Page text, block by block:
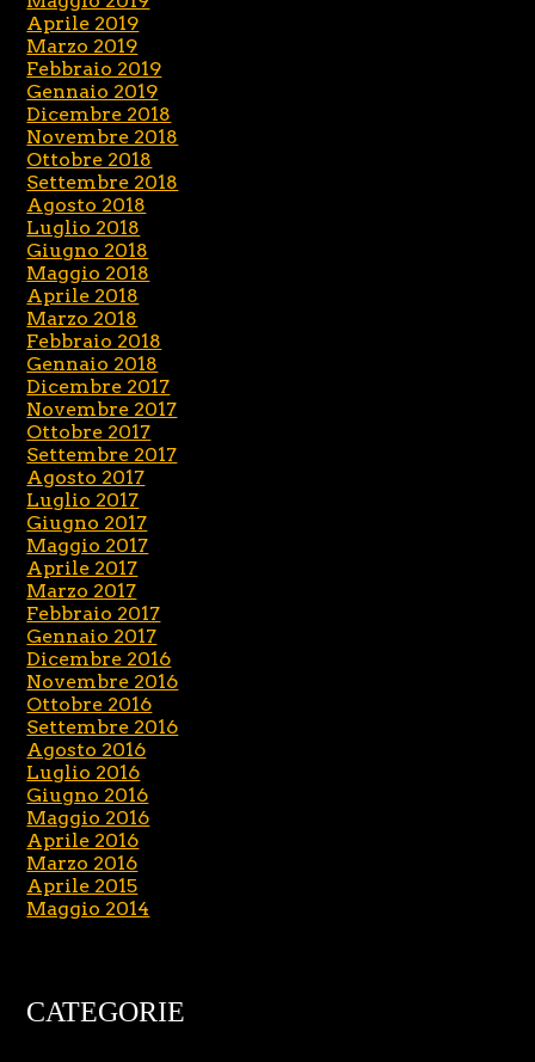
Aprile 2019
Marzo 2019
Febbraio 2019
Gennaio 2019
Dicembre 2018
Novembre 2018
Ottobre 2018
Settembre 2018
Agosto 2018
Luglio 2018
Giugno 2018
Maggio 2018
Aprile 2018
Marzo 2018
Febbraio 2018
Gennaio 2018
Dicembre 2017
Novembre 2017
Ottobre 2017
Settembre 2017
Agosto 2017
Luglio 2017
Giugno 2017
Maggio 2017
Aprile 2017
Marzo 2017
Febbraio 2017
Gennaio 2017
Dicembre 2016
Novembre 2016
Ottobre 2016
Settembre 2016
Agosto 2016
Luglio 2016
Giugno 2016
Maggio 2016
Aprile 2016
Marzo 2016
Aprile 2015
Maggio 2014
CATEGORIE